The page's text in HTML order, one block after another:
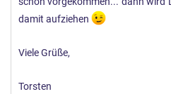
damit aufziehen
Viele Grüße,
Torsten